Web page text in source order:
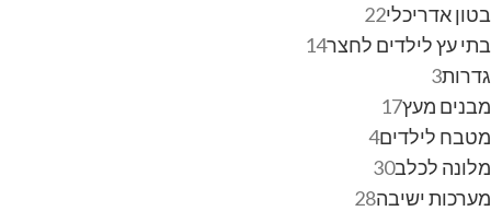
בטון אדריכלי22
בתי עץ לילדים לחצר14
גדרות3
מבנים מעץ17
מטבח לילדים4
מלונה לכלב30
מערכות ישיבה28